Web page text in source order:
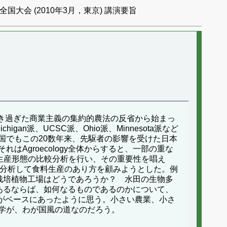
国大会 (2010年3月，東京) 講演要旨
ぎた商業主義の集約的農法の反省から始まっ
派、UCSC派、Ohio派、Minnesota派など
でもこの20数年来、先駆者の影響を受けた日本
れはAgroecology全体からすると、一部の重な
形態の比較分析を行い、その重要性を唱え
析して食料生産のあり方を顧みようとした。例
培植物工場はどうであろうか？ 水田の生物多
ならば、如何なるものであるのかについて、
ースにあったように思う。小さい農業、小さ
、わが国風の道なのだろう。